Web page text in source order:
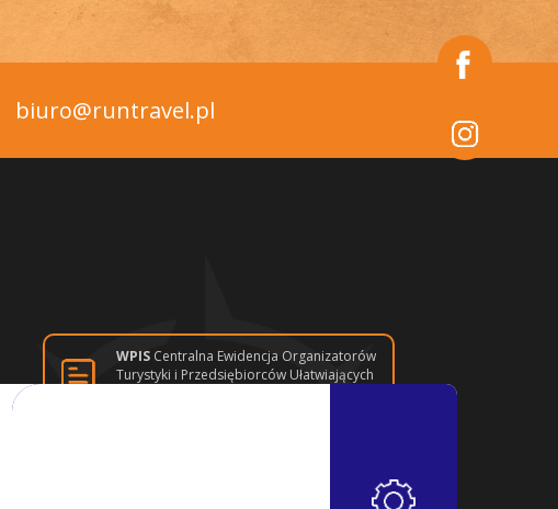
biuro@runtravel.pl
WPIS Centralna Ewidencja Organizatorów
Turystyki i Przedsiębiorców Ułatwiających